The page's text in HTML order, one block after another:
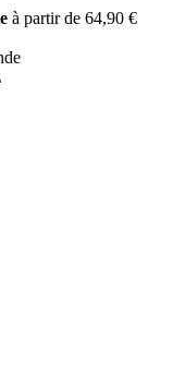
à partir de 64,90 €